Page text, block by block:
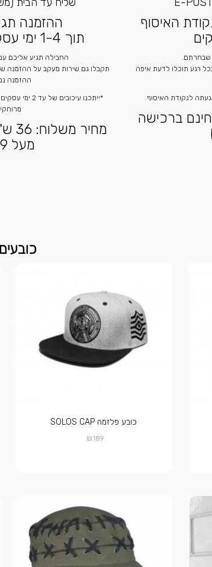
האיסוף
שבחרתם.
רגע תוכלו לדעת איפה
25 ש"ח (חינם ברכישה
ההזמנה
תוך 1-4 ימי עסקים עד הבית!
החבילה תגיע אליכם
תקבלו גם שירות מעקב על ההזמנה
ההזמנה
*ייתכנו עיכובים
מעל 399)
כובע פלזמה SOLOS CAP
₪189